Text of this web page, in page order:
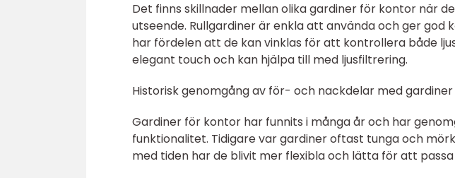
Det finns skillnader mellan olika gardiner för kontor när
utseende. Rullgardiner är enkla att använda och ger god
har fördelen att de kan vinklas för att kontrollera både
elegant touch och kan hjälpa till med ljusfiltrering.
Historisk genomgång av för- och nackdelar med
Gardiner för kontor har funnits i många år och har
funktionalitet. Tidigare var gardiner oftast tunga och
med tiden har de blivit mer flexibla och lätta för att